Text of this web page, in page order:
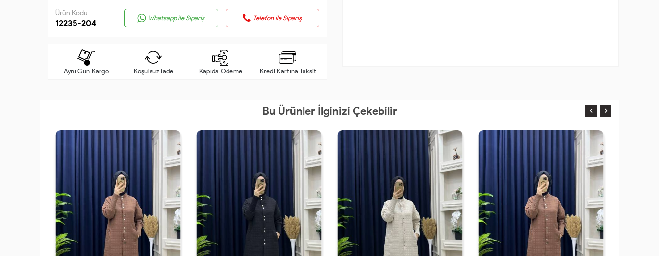
Ürün Kodu
12235-204
Whatsapp ile Sipariş Telefon ile Sipariş
Aynı Gün Kargo Koşulsuz iade Kapıda Ödeme Kredi Kartına Taksit
Bu Ürünler İlginizi Çekebilir